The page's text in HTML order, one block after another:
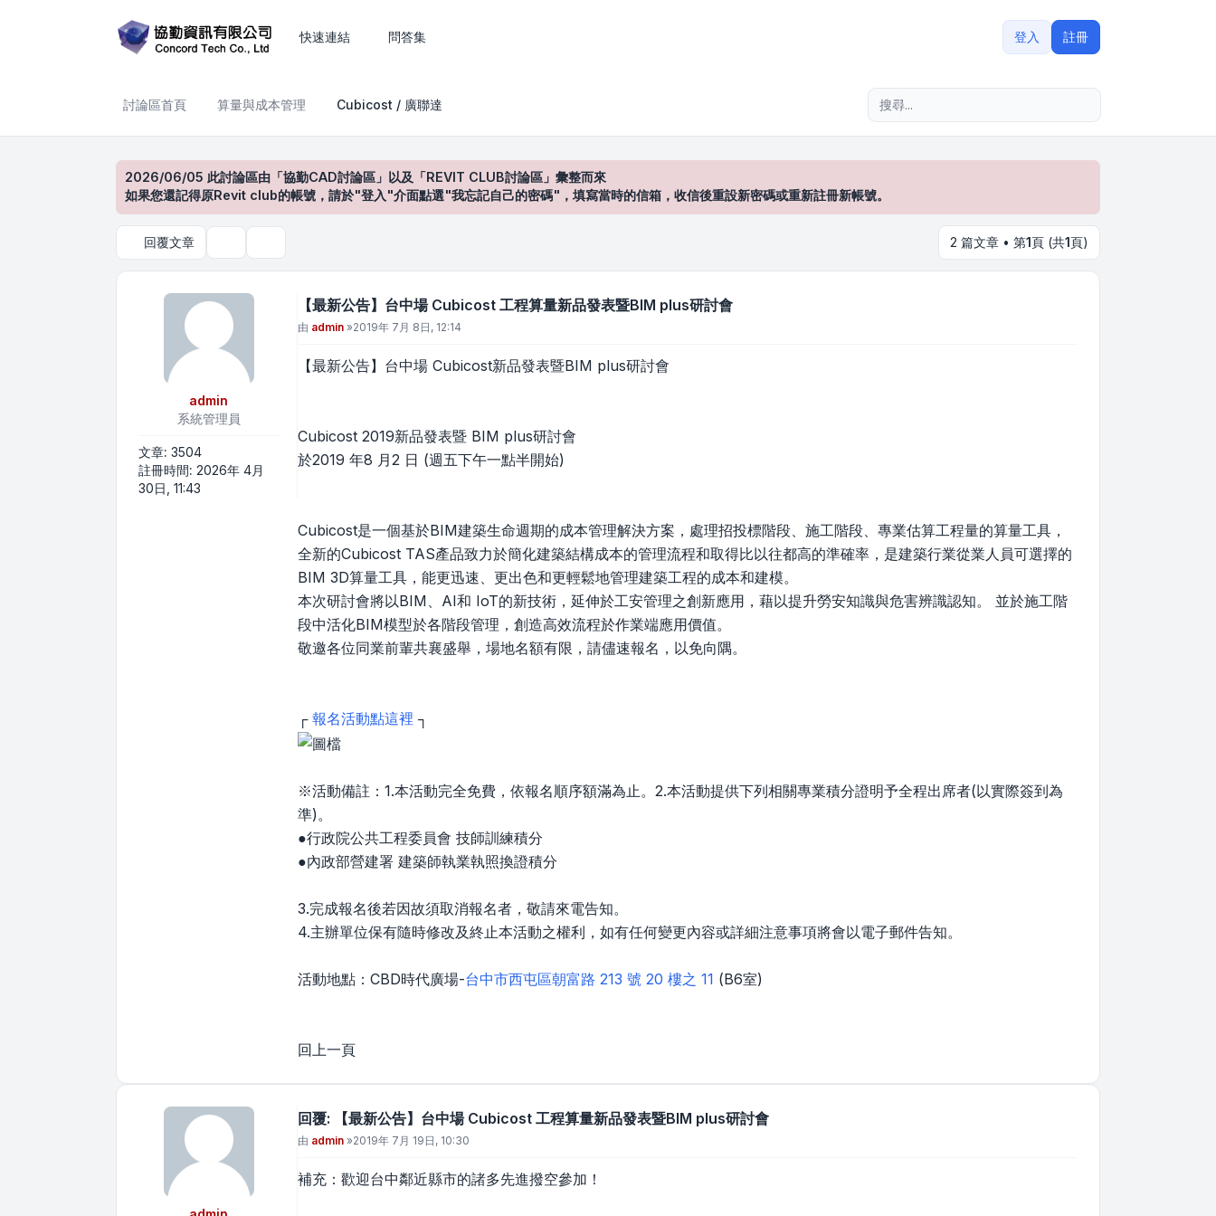
快速連結 問答集 登入 註冊
討論區首頁 算量與成本管理 Cubicost / 廣聯達
2026/06/05 此討論區由「協勤CAD討論區」以及「REVIT CLUB討論區」彙整而來
如果您還記得原Revit club的帳號，請於"登入"介面點選"我忘記自己的密碼"，填寫當時的信箱，收信後重設新密碼或重新註冊新帳號。
回覆文章 2 篇文章 • 第1頁 (共1頁)
admin
系統管理員
文章: 3504
註冊時間: 2026年 4月
30日, 11:43
【最新公告】台中場 Cubicost 工程算量新品發表暨BIM plus研討會
文章
由 admin »2019年 7月 8日, 12:14
【最新公告】台中場 Cubicost新品發表暨BIM plus研討會
Cubicost 2019新品發表暨 BIM plus研討會
於2019 年8 月2 日 (週五下午一點半開始)
Cubicost是一個基於BIM建築生命週期的成本管理解決方案，處理招投標階段、施工階段、專業估算工程量的算量工具，
全新的Cubicost TAS產品致力於簡化建築結構成本的管理流程和取得比以往都高的準確率，是建築行業從業人員可選擇的
BIM 3D算量工具，能更迅速、更出色和更輕鬆地管理建築工程的成本和建模。
本次研討會將以BIM、AI和 IoT的新技術，延伸於工安管理之創新應用，藉以提升勞安知識與危害辨識認知。 並於施工階
段中活化BIM模型於各階段管理，創造高效流程於作業端應用價值。
敬邀各位同業前輩共襄盛舉，場地名額有限，請儘速報名，以免向隅。
┌ 報名活動點這裡 ┐
※活動備註：1.本活動完全免費，依報名順序額滿為止。2.本活動提供下列相關專業積分證明予全程出席者(以實際簽到為
準)。
●行政院公共工程委員會 技師訓練積分
●內政部營建署 建築師執業執照換證積分
3.完成報名後若因故須取消報名者，敬請來電告知。
4.主辦單位保有隨時修改及終止本活動之權利，如有任何變更內容或詳細注意事項將會以電子郵件告知。
活動地點：CBD時代廣場-台中市西屯區朝富路 213 號 20 樓之 11 (B6室)
回上一頁
回覆: 【最新公告】台中場 Cubicost 工程算量新品發表暨BIM plus研討會
文章
由 admin »2019年 7月 19日, 10:30
補充：歡迎台中鄰近縣市的諸多先進撥空參加！